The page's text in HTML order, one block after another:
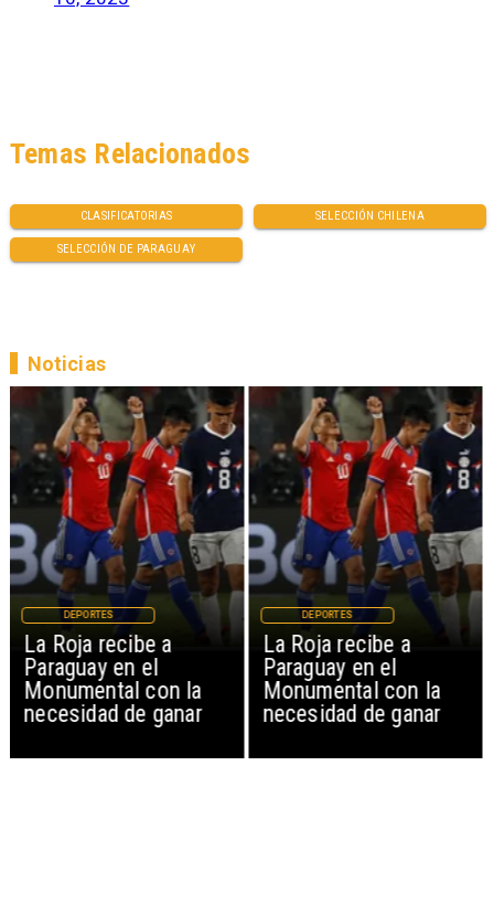
CLASIFICATORIAS SELECCIÓN CHILENA
SELECCIÓN DE PARAGUAY
Temas Relacionados
La Roja recibe a
Paraguay en el
Monumental con la
necesidad de ganar
DEPORTES
La Roja recibe a
Paraguay en el
Monumental con la
necesidad de ganar
DEPORTES
Noticias